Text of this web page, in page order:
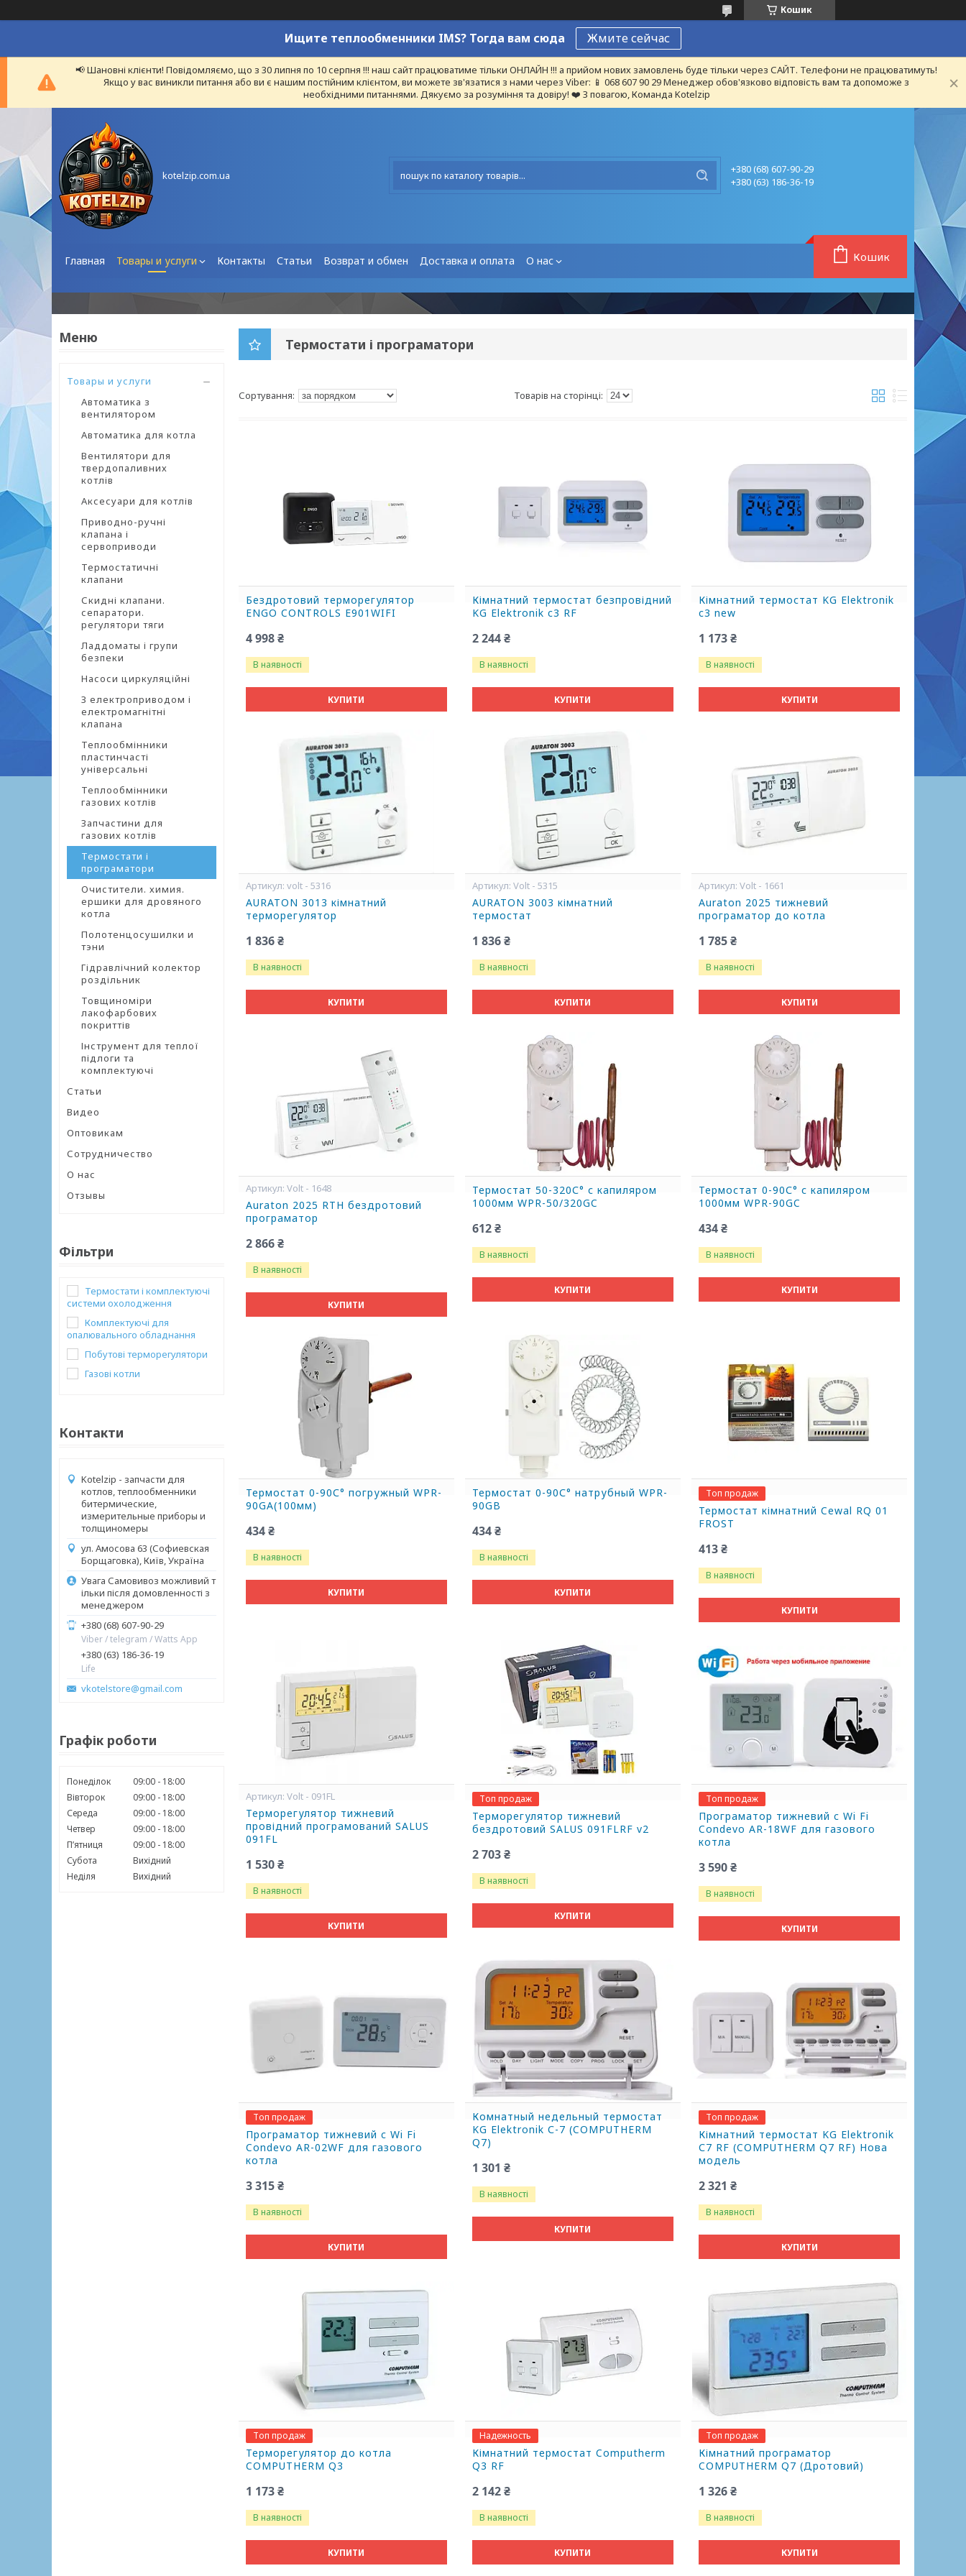
Кошик
Ищите теплообменники IMS? Тогда вам сюда Жмите сейчас
📢 Шановні клієнти! Повідомляємо, що з 30 липня по 10 серпня !!! наш сайт працюватиме тільки ОНЛАЙН !!! а прийом нових замовлень буде тільки через САЙТ. Телефони не працюватимуть!
Якщо у вас виникли питання або ви є нашим постійним клієнтом, ви можете зв'язатися з нами через Viber: 📱 068 607 90 29 Менеджер обов'язково відповість вам та допоможе з
необхідними питаннями. Дякуємо за розуміння та довіру! ❤️ З повагою, Команда Kotelzip
kotelzip.com.ua
+380 (68) 607-90-29
+380 (63) 186-36-19
Главная Товары и услуги Контакты Статьи Возврат и обмен Доставка и оплата О нас Кошик
Товары и услуги
Автоматика з
вентилятором
Автоматика для котла
Вентилятори для
твердопаливних
котлів
Аксесуари для котлів
Приводно-ручні
клапана і
сервоприводи
Термостатичні
клапани
Скидні клапани.
сепаратори.
регулятори тяги
Ладдоматы і групи
безпеки
Насоси циркуляційні
З електроприводом і
електромагнітні
клапана
Теплообмінники
пластинчасті
універсальні
Теплообмінники
газових котлів
Запчастини для
газових котлів
Термостати і
програматори
Очистители. химия.
ершики для дровяного
котла
Полотенцосушилки и
тэни
Гідравлічний колектор
роздільник
Товщиноміри
лакофарбових
покриттів
Інструмент для теплої
підлоги та
комплектуючі
Статьи
Видео
Оптовикам
Сотрудничество
О нас
Отзывы
Фільтри
Термостати і комплектуючі
системи охолодження
Комплектуючі для
опалювального обладнання
Побутові терморегулятори
Газові котли
Контакти
Kotelzip - запчасти для
котлов, теплообменники
битермические,
измерительные приборы и
толщиномеры
ул. Амосова 63 (Софиевская
Борщаговка), Київ, Україна
Увага Самовивоз можливий т
ільки після домовленності з
менеджером
+380 (68) 607-90-29
Viber / telegram / Watts App
+380 (63) 186-36-19
Life
vkotelstore@gmail.com
Графік роботи
Понеділок 09:00
18:00
Вівторок
09:00
18:00
Середа
09:00
18:00
Четвер
09:00
18:00
Пʼятниця
09:00
18:00
Субота
Вихідний
Неділя
Вихідний
Термостати і програматори
Бездротовий терморегулятор
ENGO CONTROLS E901WIFI
4 998 ₴
В наявності
КУПИТИ
Кімнатний термостат безпровідний
KG Elektronik c3 RF
2 244 ₴
В наявності
КУПИТИ
Кімнатний термостат KG Elektronik
c3 new
1 173 ₴
В наявності
КУПИТИ
volt - 5316
AURATON 3013 кімнатний
терморегулятор
1 836 ₴
В наявності
КУПИТИ
Volt - 5315
AURATON 3003 кімнатний
термостат
1 836 ₴
В наявності
КУПИТИ
Volt - 1661
Auraton 2025 тижневий
програматор до котла
1 785 ₴
В наявності
КУПИТИ
Volt - 1648
Auraton 2025 RTH бездротовий
програматор
2 866 ₴
В наявності
КУПИТИ
Термостат 50-320С° с капиляром
1000мм WPR-50/320GC
612 ₴
В наявності
КУПИТИ
Термостат 0-90С° с капиляром
1000мм WPR-90GC
434 ₴
В наявності
КУПИТИ
Термостат 0-90С° погружный WPR-
90GA(100мм)
434 ₴
В наявності
КУПИТИ
Термостат 0-90С° натрубный WPR-
90GB
434 ₴
В наявності
КУПИТИ
Топ продаж
Термостат кімнатний Cewal RQ 01
FROST
413 ₴
В наявності
КУПИТИ
Volt - 091FL
Терморегулятор тижневий
провідний програмований SALUS
091FL
1 530 ₴
В наявності
КУПИТИ
Топ продаж
Терморегулятор тижневий
бездротовий SALUS 091FLRF v2
2 703 ₴
В наявності
КУПИТИ
Топ продаж
Програматор тижневий c Wi Fi
Condevo AR-18WF для газового
котла
3 590 ₴
В наявності
КУПИТИ
Топ продаж
Програматор тижневий c Wi Fi
Condevo AR-02WF для газового
котла
3 315 ₴
В наявності
КУПИТИ
Комнатный недельный термостат
KG Elektronik С-7 (COMPUTHERM
Q7)
1 301 ₴
В наявності
КУПИТИ
Топ продаж
Кімнатний термостат KG Elektronik
С7 RF (COMPUTHERM Q7 RF) Нова
модель
2 321 ₴
В наявності
КУПИТИ
Топ продаж
Терморегулятор до котла
COMPUTHERM Q3
1 173 ₴
В наявності
КУПИТИ
Надежность
Кімнатний термостат Computherm
Q3 RF
2 142 ₴
В наявності
КУПИТИ
Топ продаж
Кімнатний програматор
COMPUTHERM Q7 (Дротовий)
1 326 ₴
В наявності
КУПИТИ